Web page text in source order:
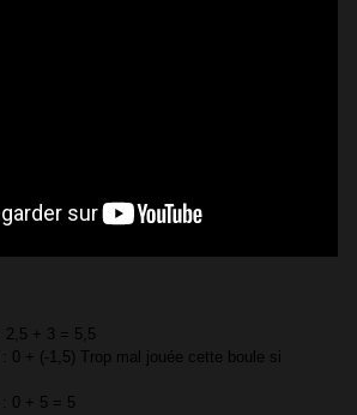
2,5 + 3 = 5,5
0 + (-1,5) Trop mal jouée cette boule si
: 0 + 5 = 5